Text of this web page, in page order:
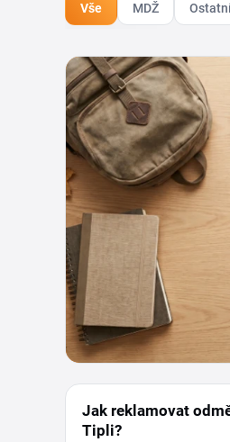
Vše MDŽ
CASHBACK
Jak reklamovat
Tipli?